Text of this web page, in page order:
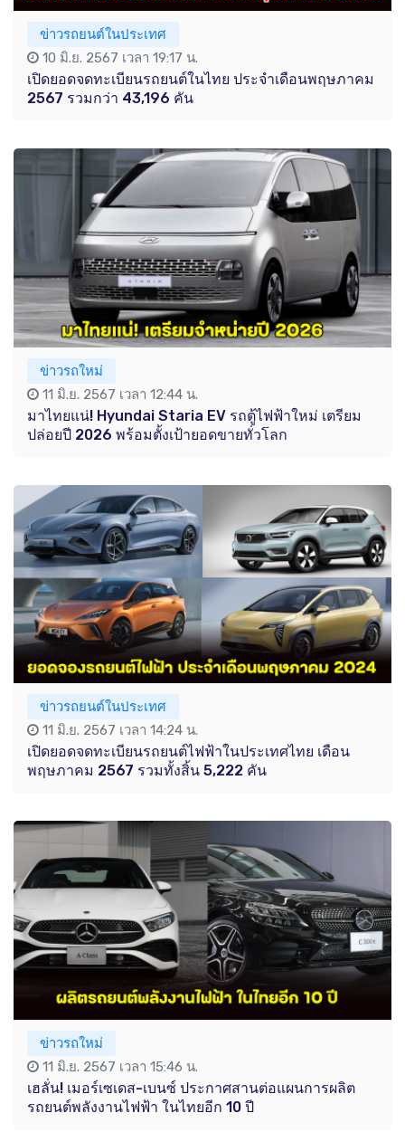
ข่าวรถยนต์ในประเทศ
10 มิ.ย. 2567 เวลา 19:17 น.
เปิดยอดจดทะเบียนรถยนต์ในไทย ประจำเดือนพฤษภาคม
2567 รวมกว่า 43,196 คัน
ข่าวรถใหม่
11 มิ.ย. 2567 เวลา 12:44 น.
มาไทยแน่! Hyundai Staria EV รถตู้ไฟฟ้าใหม่ เตรียม
ปล่อยปี 2026 พร้อมตั้งเป้ายอดขายทั่วโลก
ข่าวรถยนต์ในประเทศ
11 มิ.ย. 2567 เวลา 14:24 น.
เปิดยอดจดทะเบียนรถยนต์ไฟฟ้าในประเทศไทย เดือน
พฤษภาคม 2567 รวมทั้งสิ้น 5,222 คัน
ข่าวรถใหม่
11 มิ.ย. 2567 เวลา 15:46 น.
เฮลั่น! เมอร์เซเดส-เบนซ์ ประกาศสานต่อแผนการผลิต
รถยนต์พลังงานไฟฟ้า ในไทยอีก 10 ปี